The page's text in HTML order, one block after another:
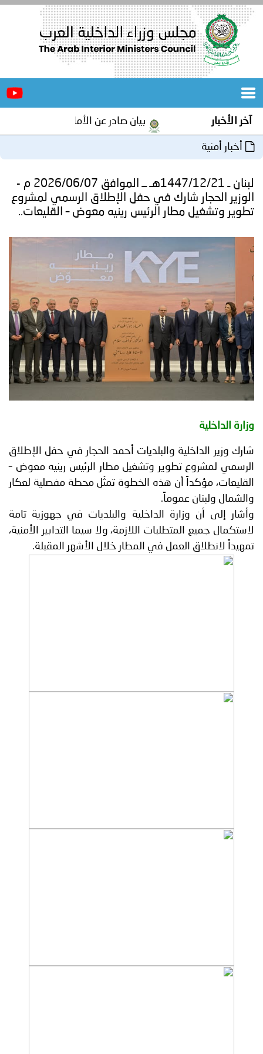
الرئيسية
المكاتب
المجلس
مؤتمرات
و
اجتماعات
جهود
و
إنجازات
برامج
توعوية
الخدمات
الإلكترونية
صور
وفيديو
مجلة
أصداء
الأمانة
إعلانات
من
نحن
اتصل
بنا
آخر الأخبار بيان صادر عن الأمانة العامة لمجلس
أخبار أمنية
لبنان ـ 1447/12/21هـ ــ الموافق 2026/06/07 م -
الوزير الحجار شارك في حفل الإطلاق الرسمي لمشروع
تطوير وتشغيل مطار الرئيس رينيه معوض – القليعات..
وزارة الداخلية
شارك وزير الداخلية والبلديات أحمد الحجار في حفل الإطلاق
الرسمي لمشروع تطوير وتشغيل مطار الرئيس رينيه معوض –
القليعات، مؤكداً أن هذه الخطوة تمثّل محطة مفصلية لعكار
والشمال ولبنان عموماً.
وأشار إلى أن وزارة الداخلية والبلديات في جهوزية تامة
لاستكمال جميع المتطلبات اللازمة، ولا سيما التدابير الأمنية،
تمهيداً لانطلاق العمل في المطار خلال الأشهر المقبلة.